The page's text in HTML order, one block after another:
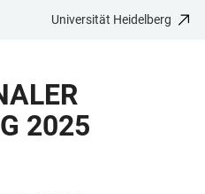
Universität Heidelberg
2025